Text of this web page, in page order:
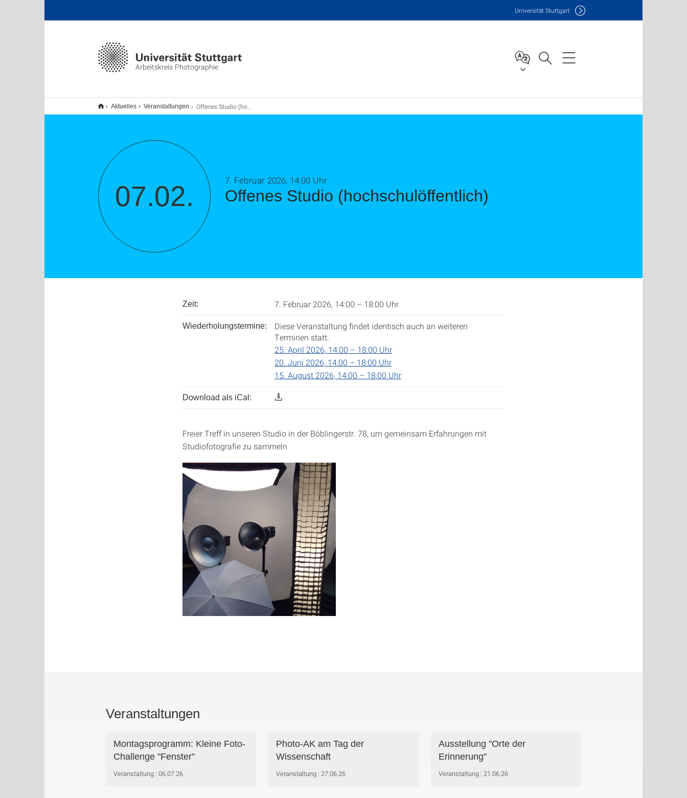
Arbeitskreis Photographie
Universität Stuttgart
Aktuelles Veranstaltungen Offenes Studio (hochschulöffentlich)
07.02. Offenes Studio (hochschulöffentlich)
7. Februar 2026, 14:00 Uhr
Zeit: 7. Februar 2026, 14:00 – 18:00 Uhr
Wiederholungstermine:
Diese Veranstaltung findet identisch auch an weiteren
Terminen statt.
25. April 2026, 14:00 – 18:00 Uhr
20. Juni 2026, 14:00 – 18:00 Uhr
15. August 2026, 14:00 – 18:00 Uhr
Download als iCal:
Freier Treff in unseren Studio in der Böblingerstr. 78, um gemeinsam Erfahrungen mit
Studiofotografie zu sammeln
Veranstaltungen
Montagsprogramm: Kleine Foto-
Challenge "Fenster"
Veranstaltung 06.07.26
Photo-AK am Tag der
Wissenschaft
Veranstaltung 27.06.26
Ausstellung "Orte der
Erinnerung"
Veranstaltung 21.06.26